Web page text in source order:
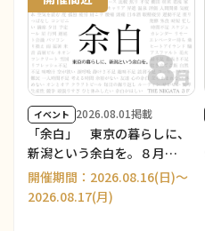
イベント 2026.08.01掲載
「余白」 東京の暮らしに、
新潟という余白を。８月
Part1
開催期間：2026.08.16(日)～
2026.08.17(月)